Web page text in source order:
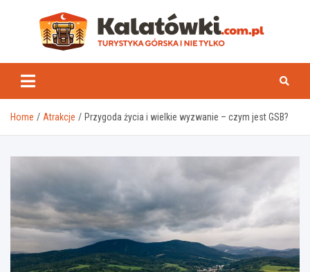
Home Atrakcje Przygoda życia i wielkie wyzwanie – czym jest GSB?